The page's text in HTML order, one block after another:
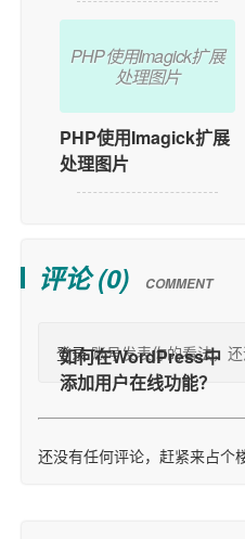
PHP使用Imagick扩展
处理图片
PHP使用Imagick扩展
处理图片
评论 (0) COMMENT
登录账号发表你的看法，
还没有任何评论，赶紧来占个